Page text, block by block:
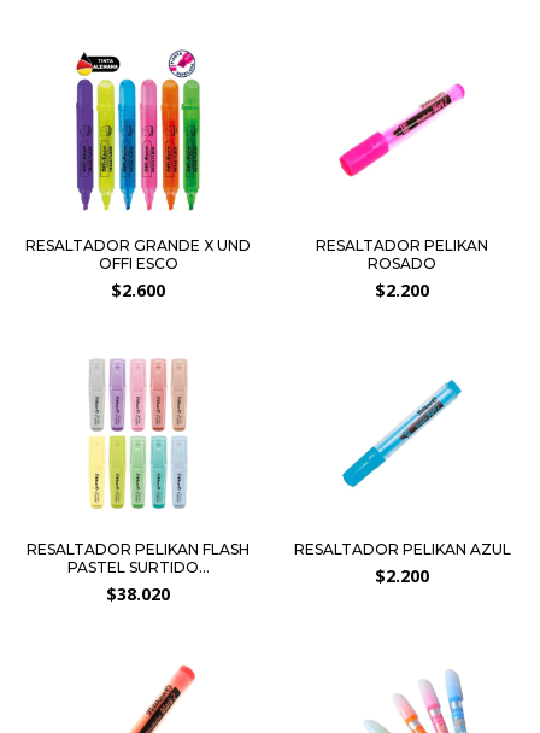
RESALTADOR GRANDE X UND
OFFI ESCO
$2.600
RESALTADOR PELIKAN
ROSADO
$2.200
RESALTADOR PELIKAN FLASH
PASTEL SURTIDO...
$38.020
RESALTADOR PELIKAN AZUL
$2.200